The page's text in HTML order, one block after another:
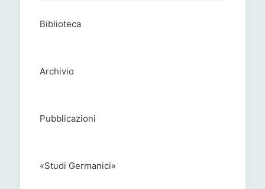
Biblioteca
Archivio
Pubblicazioni
«Studi Germanici»